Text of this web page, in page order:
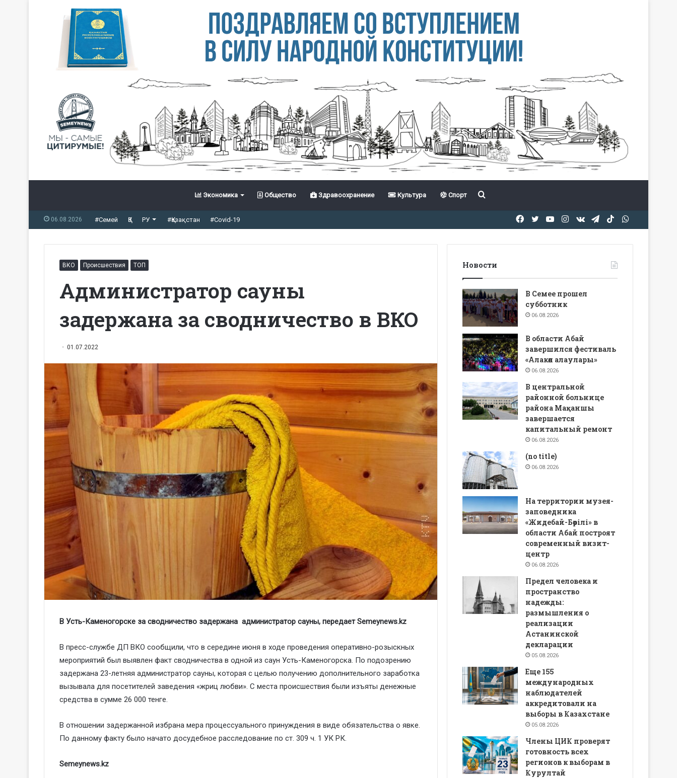
Экономика Общество Здравоохранение Культура Спорт Іздеу
06.08.2026 #Семей ҚЗ РУ #Қазақстан #Covid-19 TikTok
Telegram
vk.com
Instagram
YouTube
Twitter
Facebook
ВКО Происшествия ТОП
Администратор сауны
задержана за сводничество в ВКО
01.07.2022
В Усть-Каменогорске за сводничество задержана администратор сауны, передает Semeynews.kz
В пресс-службе ДП ВКО сообщили, что в середине июня в ходе проведения оперативно-розыскных
мероприятий был выявлен факт сводничества в одной из саун Усть-Каменогорска. По подозрению
задержана 23-летняя администратор сауны, которая с целью получению дополнительного заработка
вызывала для посетителей заведения «жриц любви». С места происшествия были изъяты денежные
средства в сумме 26 000 тенге.
B отношении задержанной избрана мера процессуального принуждения в виде обязательства о явке.
По данному факту было начато досудебное расследование по ст. 309 ч. 1 УК РК.
Semeynews.kz
Новости
В Семее прошел
субботник
06.08.2026
В области Абай
завершился фестиваль
«Алакөл алаулары»
06.08.2026
В центральной
районной больнице
района Мақаншы
завершается
капитальный ремонт
06.08.2026
(no title)
06.08.2026
На территории музея-
заповедника
«Жидебай-Бөрілі» в
области Абай построят
современный визит-
центр
06.08.2026
Предел человека и
пространство
надежды:
размышления о
реализации
Астанинской
декларации
05.08.2026
Еще 155
международных
наблюдателей
аккредитовали на
выборы в Казахстане
05.08.2026
Члены ЦИК проверят
готовность всех
регионов к выборам в
Курултай